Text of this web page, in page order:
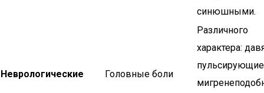
синюшными.
Неврологические Головные боли
Различного
характера: